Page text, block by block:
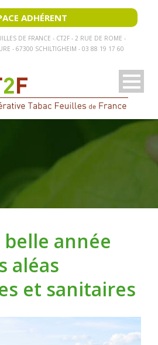
ADHÉRENT
DE FRANCE - CT2F - 2 RUE DE ROME -
- 67300 SCHILTIGHEIM - 03 88 19 17 60
belle année
aléas
et sanitaires